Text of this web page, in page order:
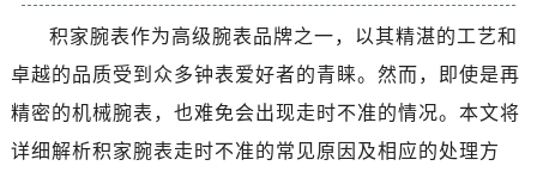
积家腕表作为高级腕表品牌之一，以其精湛的工艺和
卓越的品质受到众多钟表爱好者的青睐。然而，即使是再
精密的机械腕表，也难免会出现走时不准的情况。本文将
详细解析积家腕表走时不准的常见原因及相应的处理方